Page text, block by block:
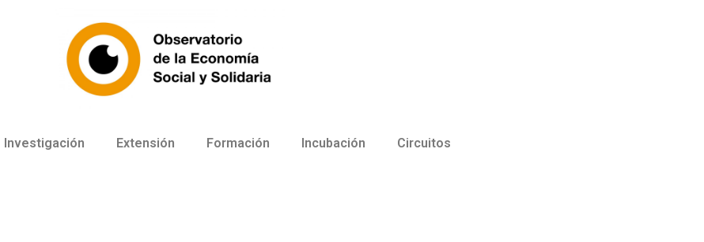
Investigación Extensión Formación Incubación Circuitos